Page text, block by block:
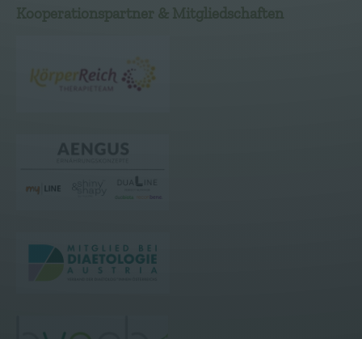
Kooperationspartner & Mitgliedschaften